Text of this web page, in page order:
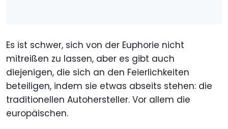
Es ist schwer, sich von der Euphorie nicht
mitreißen zu lassen, aber es gibt auch
diejenigen, die sich an den Feierlichkeiten
beteiligen, indem sie etwas abseits stehen: die
traditionellen Autohersteller. Vor allem die
europäischen.